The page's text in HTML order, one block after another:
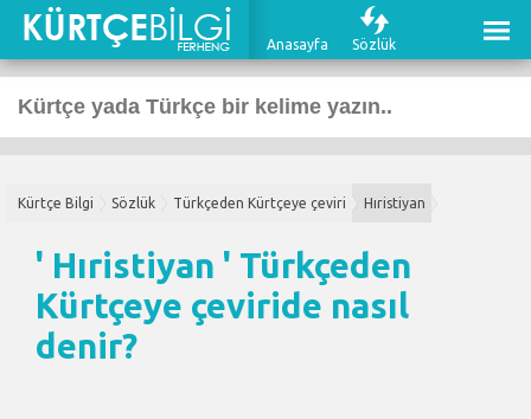
Anasayfa Sözlük
Kürtçe Bilgi Sözlük Türkçeden Kürtçeye çeviri Hıristiyan
' Hıristiyan ' Türkçeden
Kürtçeye çeviride nasıl
denir?